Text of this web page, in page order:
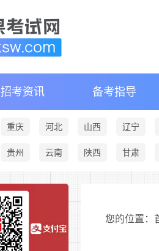
招考资讯 备考指导
重庆 河北 山西 辽宁
贵州 云南 陕西 甘肃
您的位置：